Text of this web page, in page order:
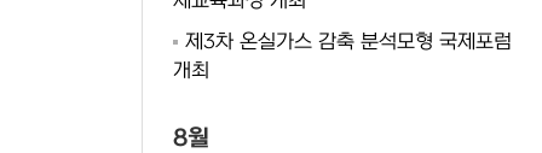
제3차 온실가스 감축 분석모형 국제포럼
개최
8월